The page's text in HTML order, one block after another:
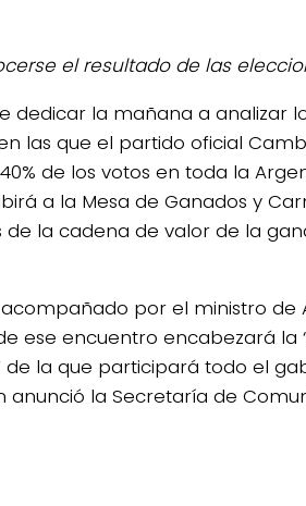
el resultado de las
dedicar la mañana a analizar
las que el partido oficial
de los votos en toda la
a la Mesa de Ganados y
de la cadena de valor de la
por el ministro de
ese encuentro encabezará la
de la que participará todo el
anunció la Secretaría de